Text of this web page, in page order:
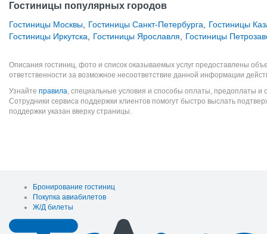
Гостиницы популярных городов
Гостиницы Москвы Гостиницы Санкт-Петербурга
Гостиницы
Гостиницы Иркутска
Гостиницы Ярославля Гостиницы
Описания гостиниц, фото и список оказываемых услуг предоставлены
ответственности за возможное несоответствие данной информации
Узнайте правила, специальные условия и способы оплаты, предоплаты и
Сотрудники сервиса поддержки клиентов помогут быстро выслать
поддержки указан вверху страницы.
Бронирование гостиниц
Покупка авиабилетов
Ж/Д билеты